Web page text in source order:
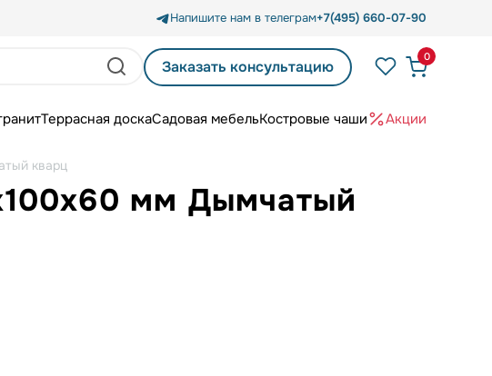
Напишите нам в телеграм+7(495) 660-07-90
Заказать консультацию
0
Террасная доскаСадовая мебельКостровые чаши Акции
кварц
мм Дымчатый